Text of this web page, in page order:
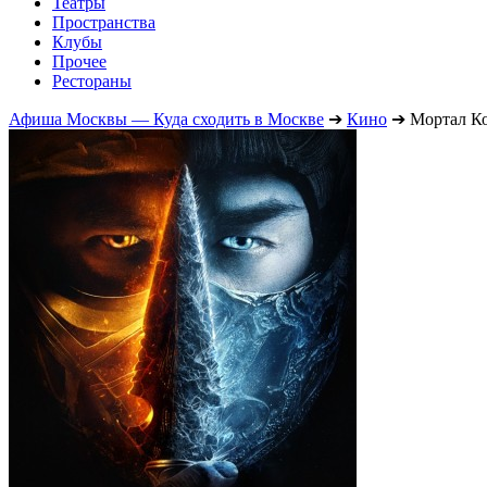
Пространства
Клубы
Прочее
Рестораны
Афиша Москвы — Куда сходить в Москве ➔ Кино ➔ Мортал